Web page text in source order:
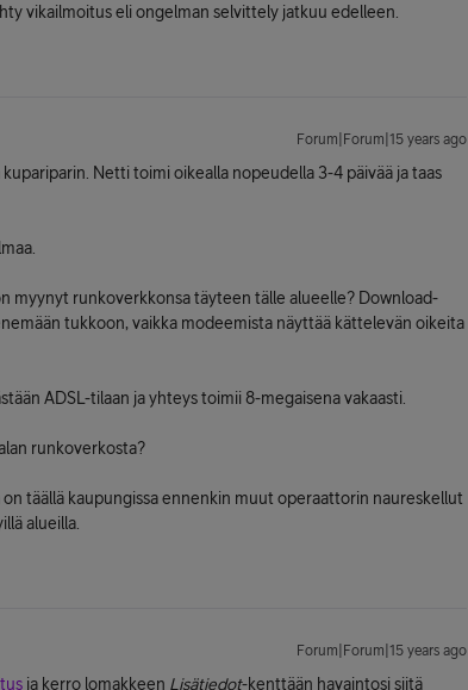
vikailmoitus eli ongelman selvittely jatkuu edelleen.
Forum|Forum|15 years ago
Netti toimi oikealla nopeudella 3-4 päivää ja taas
myynyt runkoverkkonsa täyteen tälle alueelle? Download-
tukkoon, vaikka modeemista näyttää kättelevän oikeita
ADSL-tilaan ja yhteys toimii 8-megaisena vakaasti.
runkoverkosta?
on täällä kaupungissa ennenkin muut operaattorin naureskellut
alueilla.
Forum|Forum|15 years ago
ja kerro lomakkeen Lisätiedot-kenttään havaintosi siitä